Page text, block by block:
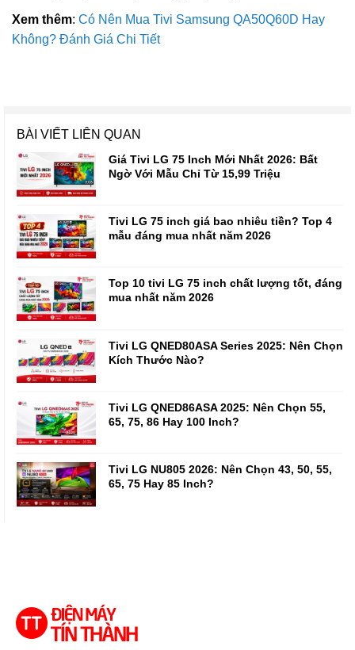
Xem thêm: Có Nên Mua Tivi Samsung QA50Q60D Hay
Không? Đánh Giá Chi Tiết
BÀI VIẾT LIÊN QUAN
Giá Tivi LG 75 Inch Mới Nhất 2026: Bất
Ngờ Với Mẫu Chỉ Từ 15,99 Triệu
Tivi LG 75 inch giá bao nhiêu tiền? Top 4
mẫu đáng mua nhất năm 2026
Top 10 tivi LG 75 inch chất lượng tốt, đáng
mua nhất năm 2026
Tivi LG QNED80ASA Series 2025: Nên Chọn
Kích Thước Nào?
Tivi LG QNED86ASA 2025: Nên Chọn 55,
65, 75, 86 Hay 100 Inch?
Tivi LG NU805 2026: Nên Chọn 43, 50, 55,
65, 75 Hay 85 Inch?